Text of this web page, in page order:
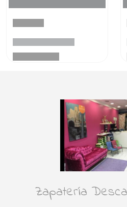
Zapatería